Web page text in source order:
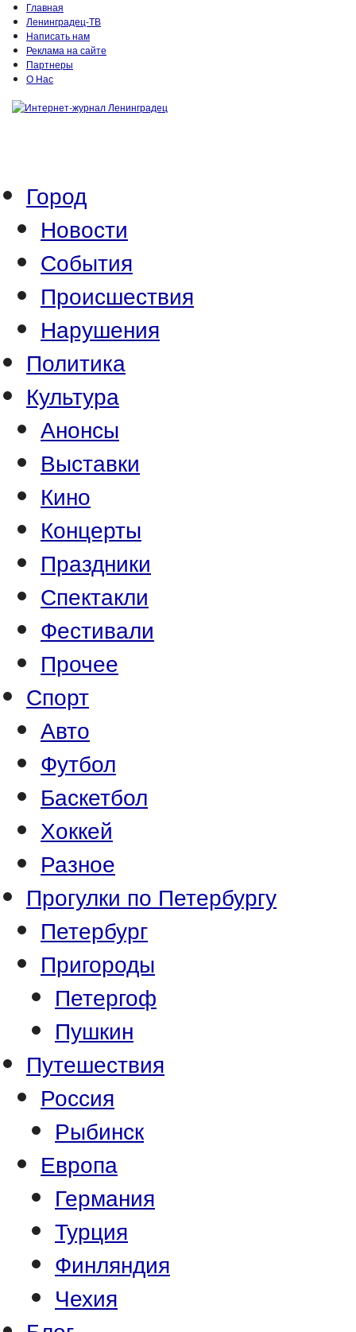
Главная
Ленинградец-ТВ
Написать нам
Реклама на сайте
Партнеры
О Нас
Город
Новости
События
Происшествия
Нарушения
Политика
Культура
Анонсы
Выставки
Кино
Концерты
Праздники
Спектакли
Фестивали
Прочее
Спорт
Авто
Футбол
Баскетбол
Хоккей
Разное
Прогулки по Петербургу
Петербург
Пригороды
Петергоф
Пушкин
Путешествия
Россия
Рыбинск
Европа
Германия
Турция
Финляндия
Чехия